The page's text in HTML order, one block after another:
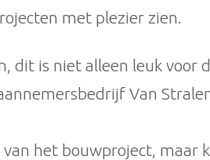
met plezier zien.
dit is niet alleen leuk voor
Van
het bouwproject, maar